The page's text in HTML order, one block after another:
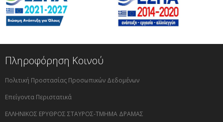
Πληροφόρηση Κοινού
Πολιτική Προστασίας Προσωπικών Δεδομένων
Επείγοντα Περιστατικά
ΕΛΛΗΝΙΚΟΣ ΕΡΥΘΡΟΣ ΣΤΑΥΡΟΣ-ΤΜΗΜΑ ΔΡΑΜΑΣ